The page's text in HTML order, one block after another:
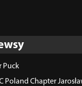
Puck
Poland Chapter